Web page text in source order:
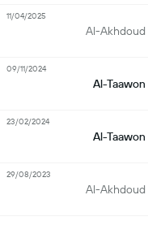
Al-Akhdoud
11/04/2025
Al-Taawon
09/11/2024
Al-Taawon
23/02/2024
Al-Akhdoud
29/08/2023